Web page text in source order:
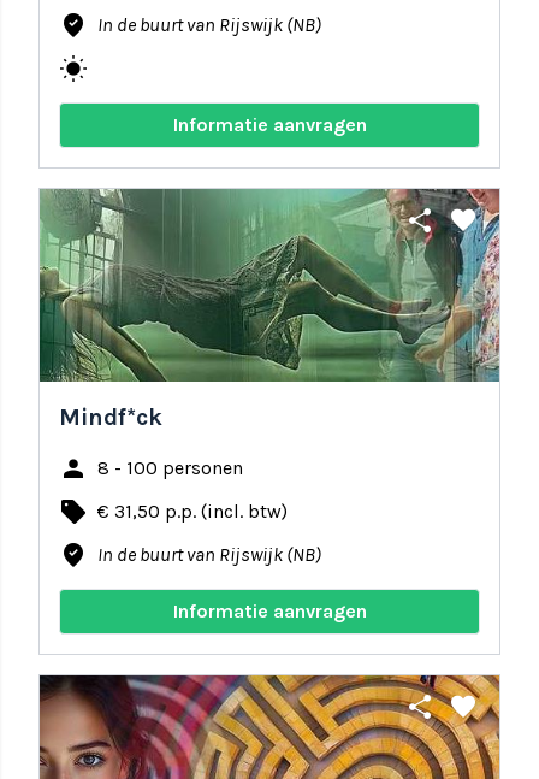
where_to_vote In de buurt van Rijswijk (NB)
wb_sunny
Informatie aanvragen
share favorite
Mindf*ck
person 8 - 100 personen
local_offer € 31,50 p.p. (incl. btw)
where_to_vote In de buurt van Rijswijk (NB)
Informatie aanvragen
share favorite